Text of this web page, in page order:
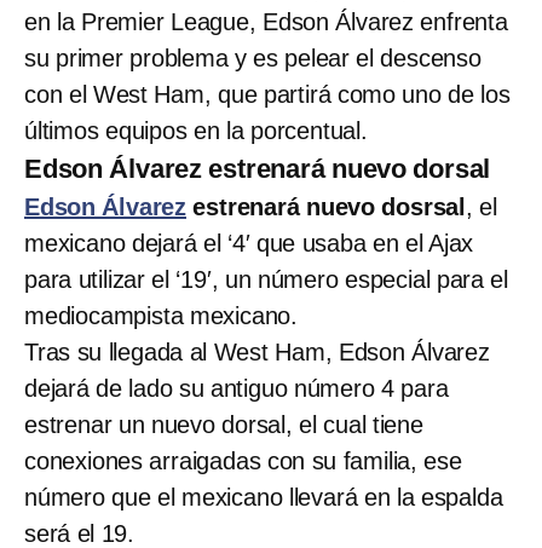
en la Premier League, Edson Álvarez enfrenta
su primer problema y es pelear el descenso
con el West Ham, que partirá como uno de los
últimos equipos en la porcentual.
Edson Álvarez estrenará nuevo dorsal
Edson Álvarez estrenará nuevo dosrsal , el
mexicano dejará el ‘4′ que usaba en el Ajax
para utilizar el ‘19′, un número especial para el
mediocampista mexicano.
Tras su llegada al West Ham, Edson Álvarez
dejará de lado su antiguo número 4 para
estrenar un nuevo dorsal, el cual tiene
conexiones arraigadas con su familia, ese
número que el mexicano llevará en la espalda
será el 19.